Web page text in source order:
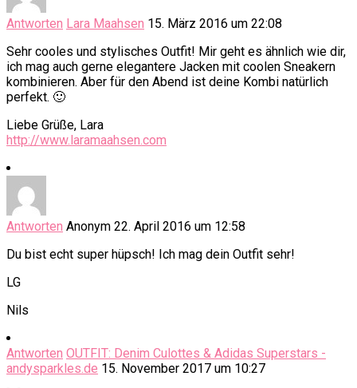
Antworten Lara Maahsen 15. März 2016 um 22:08
Sehr cooles und stylisches Outfit! Mir geht es ähnlich wie dir,
ich mag auch gerne elegantere Jacken mit coolen Sneakern
kombinieren. Aber für den Abend ist deine Kombi natürlich
perfekt. 🙂
Liebe Grüße, Lara
http://www.laramaahsen.com
Antworten Anonym 22. April 2016 um 12:58
Du bist echt super hüpsch! Ich mag dein Outfit sehr!
LG
Nils
Antworten OUTFIT: Denim Culottes & Adidas Superstars -
andysparkles.de 15. November 2017 um 10:27